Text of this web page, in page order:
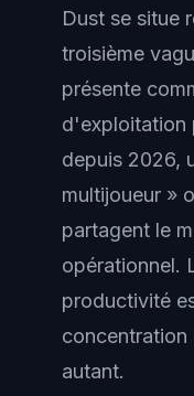
Dust se situe
troisième
présente
d'exploitation
depuis 2026,
multijoueur »
partagent le
opérationnel.
productivité
autant.